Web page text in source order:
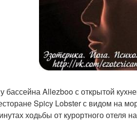
бассейна Allezboo с открытой
Spicy Lobster с видом на
ходьбы от курортного отеля